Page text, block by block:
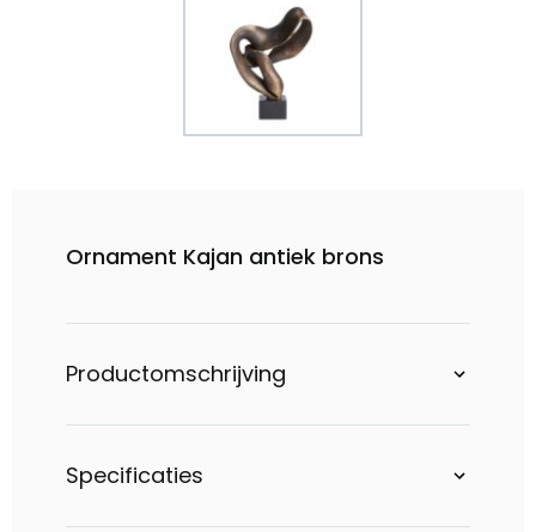
Ornament Kajan antiek brons
Productomschrijving
Specificaties